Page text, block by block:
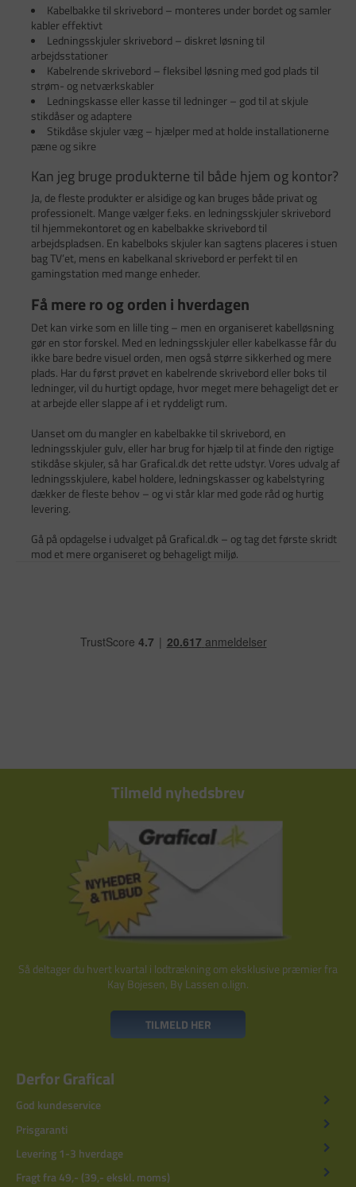
Kabelbakke til skrivebord – monteres under bordet og samler
kabler effektivt
Ledningsskjuler skrivebord – diskret løsning til
arbejdsstationer
Kabelrende skrivebord – fleksibel løsning med god plads til
strøm- og netværkskabler
Ledningskasse eller kasse til ledninger – god til at skjule
stikdåser og adaptere
Stikdåse skjuler væg – hjælper med at holde installationerne
pæne og sikre
Kan jeg bruge produkterne til både hjem og kontor?
Ja, de fleste produkter er alsidige og kan bruges både privat og
professionelt. Mange vælger f.eks. en ledningsskjuler skrivebord
til hjemmekontoret og en kabelbakke skrivebord til
arbejdspladsen. En kabelboks skjuler kan sagtens placeres i stuen
bag TV’et, mens en kabelkanal skrivebord er perfekt til en
gamingstation med mange enheder.
Få mere ro og orden i hverdagen
Det kan virke som en lille ting – men en organiseret kabelløsning
gør en stor forskel. Med en ledningsskjuler eller kabelkasse får du
ikke bare bedre visuel orden, men også større sikkerhed og mere
plads. Har du først prøvet en kabelrende skrivebord eller boks til
ledninger, vil du hurtigt opdage, hvor meget mere behageligt det er
at arbejde eller slappe af i et ryddeligt rum.
Uanset om du mangler en kabelbakke til skrivebord, en
ledningsskjuler gulv, eller har brug for hjælp til at finde den rigtige
stikdåse skjuler, så har Grafical.dk det rette udstyr. Vores udvalg af
ledningsskjulere, kabel holdere, ledningskasser og kabelstyring
dækker de fleste behov – og vi står klar med gode råd og hurtig
levering.
Gå på opdagelse i udvalget på Grafical.dk – og tag det første skridt
mod et mere organiseret og behageligt miljø.
Tilmeld nyhedsbrev
Så deltager du hvert kvartal i lodtrækning om eksklusive præmier fra
Kay Bojesen, By Lassen o.lign.
TILMELD HER
Derfor Grafical
God kundeservice
Prisgaranti
Levering 1-3 hverdage
Fragt fra 49,- (39,- ekskl. moms)